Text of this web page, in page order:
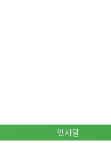
인사말